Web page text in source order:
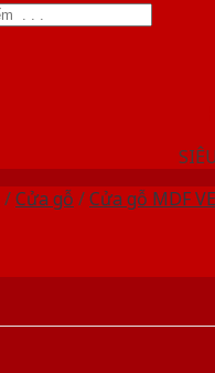
/Cửa gỗ /Cửa gỗ MDF